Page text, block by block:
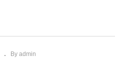
By admin